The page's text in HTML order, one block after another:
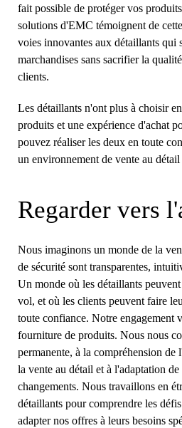
fait possible de protéger vos
solutions d'EMC témoignent de
voies innovantes aux détaillants qui
marchandises sans sacrifier la
clients.
Les détaillants n'ont plus à choisir
produits et une expérience d'achat
pouvez réaliser les deux en toute
un environnement de vente au
Regarder vers
Nous imaginons un monde de la
de sécurité sont transparentes,
Un monde où les détaillants
vol, et où les clients peuvent faire
toute confiance. Notre engagement
fourniture de produits. Nous nous
permanente, à la compréhension de
la vente au détail et à l'adaptation
changements. Nous travaillons en
détaillants pour comprendre les
adapter nos offres à leurs besoins